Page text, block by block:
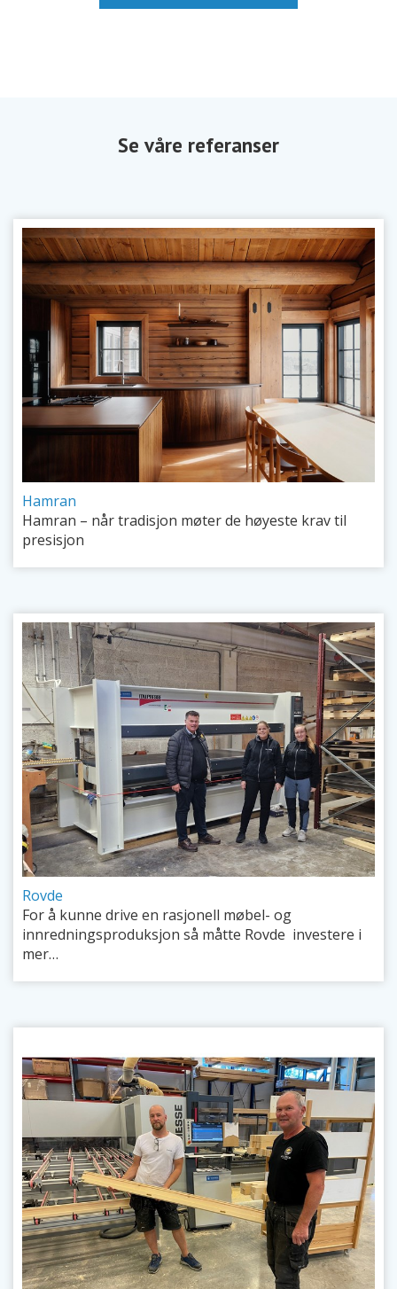
Se våre referanser
Hamran
Hamran – når tradisjon møter de høyeste krav til
presisjon
Rovde
For å kunne drive en rasjonell møbel- og
innredningsproduksjon så måtte Rovde investere i
mer…